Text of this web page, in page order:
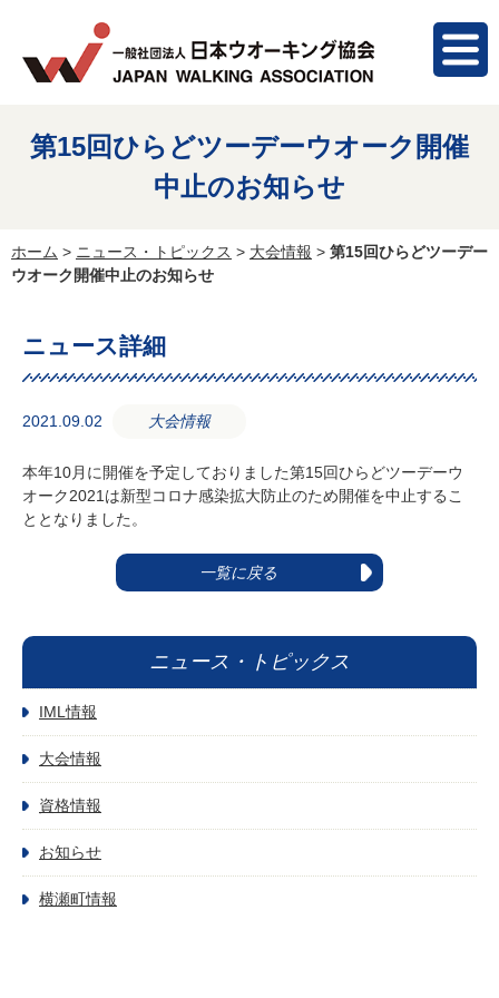
第15回ひらどツーデーウオーク開催
中止のお知らせ
ホーム > ニュース・トピックス > 大会情報 > 第15回ひらどツーデー
ウオーク開催中止のお知らせ
ニュース詳細
2021.09.02 大会情報
本年10月に開催を予定しておりました第15回ひらどツーデーウ
オーク2021は新型コロナ感染拡大防止のため開催を中止するこ
ととなりました。
一覧に戻る
ニュース・トピックス
IML情報
大会情報
資格情報
お知らせ
横瀬町情報